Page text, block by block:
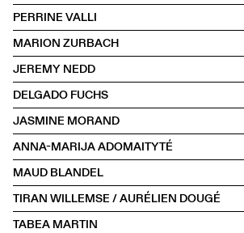
PERRINE VALLI
MARION ZURBACH
JEREMY NEDD
DELGADO FUCHS
JASMINE MORAND
ANNA-MARIJA ADOMAITYTÉ
MAUD BLANDEL
TIRAN WILLEMSE / AURÉLIEN DOUGÉ
TABEA MARTIN